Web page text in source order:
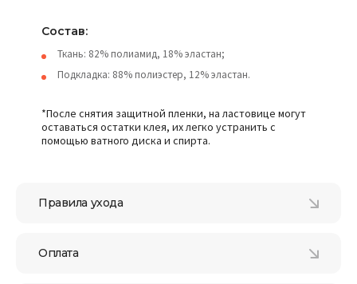
Состав:
Ткань: 82% полиамид, 18% эластан;
Подкладка: 88% полиэстер, 12% эластан.
*После снятия защитной пленки, на ластовице могут
оставаться остатки клея, их легко устранить с
помощью ватного диска и спирта.
Правила ухода
Оплата